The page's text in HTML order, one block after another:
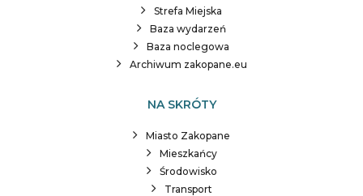
Strefa Miejska
Baza wydarzeń
Baza noclegowa
Archiwum zakopane.eu
NA SKRÓTY
Miasto Zakopane
Mieszkańcy
Środowisko
Transport